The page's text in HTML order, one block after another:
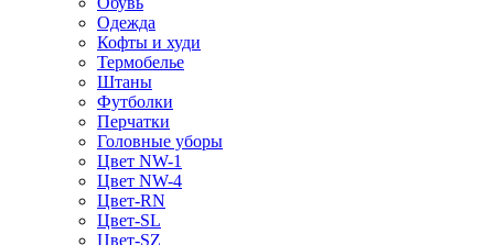
Одежда
Кофты и худи
Термобелье
Штаны
Футболки
Перчатки
Головные уборы
Цвет NW-1
Цвет NW-4
Цвет-RN
Цвет-SL
Цвет-SZ